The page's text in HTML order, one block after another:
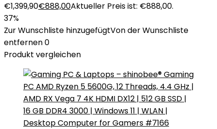
€1,399,90€888,00Aktueller Preis ist: €888,00.
37%
Zur Wunschliste hinzugefügtVon der Wunschliste
entfernen0
Produkt vergleichen